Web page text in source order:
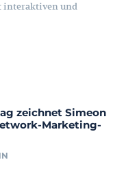
interaktiven und
zeichnet Simeon
Marketing-